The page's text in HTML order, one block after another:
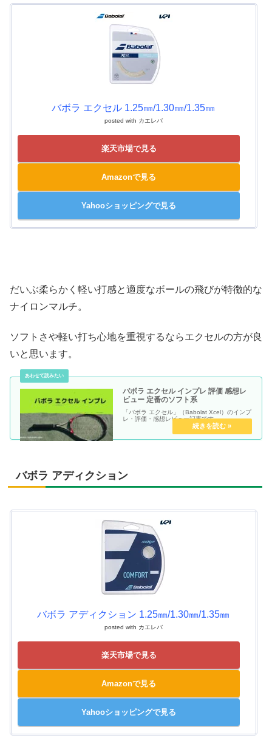
バボラ エクセル 1.25㎜/1.30㎜/1.35㎜
posted with カエレバ
楽天市場で見る
Amazonで見る
Yahooショッピングで見る
だいぶ柔らかく軽い打感と適度なボールの飛びが特徴的な
ナイロンマルチ。
ソフトさや軽い打ち心地を重視するならエクセルの方が良
いと思います。
バボラ エクセル インプレ 評価 感想レ
ビュー 定番のソフト系
「バボラ エクセル」（Babolat Xcel）のインプ
レ・評価・感想レビュー記事です。
バボラ アディクション
バボラ アディクション 1.25㎜/1.30㎜/1.35㎜
posted with カエレバ
楽天市場で見る
Amazonで見る
Yahooショッピングで見る